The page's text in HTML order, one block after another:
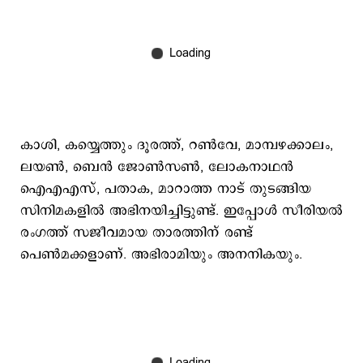
കാശി, കയ്യെത്തും ദൂരത്ത്, റൺവേ, മാമ്പഴക്കാലം,
ലയൺ, ബെൻ ജോൺസൺ, ലോകനാഥൻ
ഐഎഎസ്, പതാക, മാറാത്ത നാട് തുടങ്ങിയ
സിനിമകളിൽ അഭിനയിച്ചിട്ടുണ്ട്. ഇപ്പോൾ സീരിയൽ
രംഗത്ത് സജീവമായ താരത്തിന് രണ്ട്
പെണ്‍മക്കളാണ്. അഭിരാമിയും അനനികയും.